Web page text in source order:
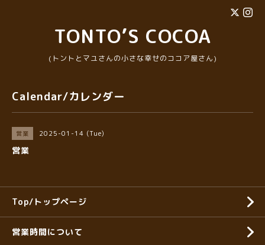
TONTO’S COCOA
(トントとマユさんの小さな幸せのココア屋さん)
Calendar/カレンダー
営業 2025-01-14 (Tue)
営業
Top/トップページ
営業時間について